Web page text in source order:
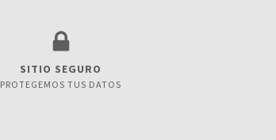
SITIO SEGURO
PROTEGEMOS TUS DATOS